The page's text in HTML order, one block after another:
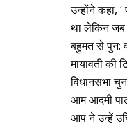
उन्होंने कहा,
था लेकिन जब
बहुमत से पुन:
मायावती की
विधानसभा
आम आदमी
आप ने उन्हें